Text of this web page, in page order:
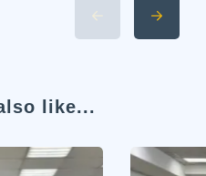
like...